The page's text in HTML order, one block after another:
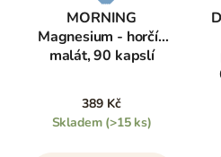
MORNING
Magnesium - horčík
malát, 90 kapslí
389 Kč
Skladem (>15 ks)